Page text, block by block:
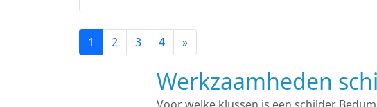
1 2 3 4 »
Werkzaamheden